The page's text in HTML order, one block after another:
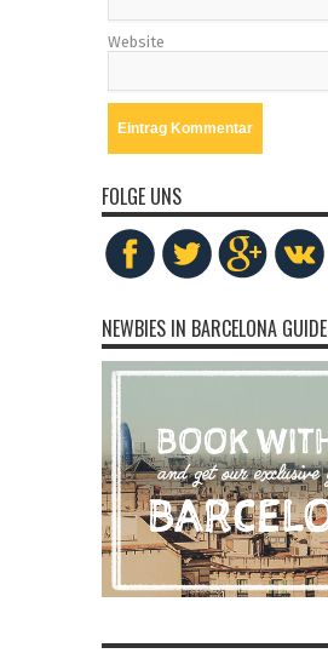
Website
FOLGE UNS
NEWBIES IN BARCELONA GUIDE